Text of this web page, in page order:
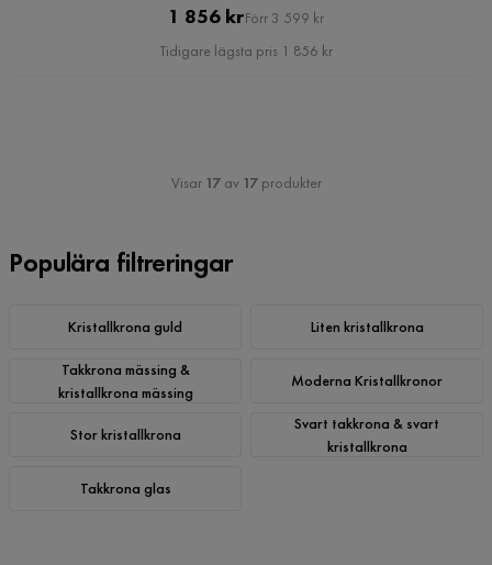
Pris
1 856 krOriginal
Pris
Förr 3 599 kr
Tidigare lägsta pris 1 856 kr
Visar 17av 17produkter
Populära filtreringar
Kristallkrona guld Liten kristallkrona
Takkrona mässing &
kristallkrona mässing
Moderna Kristallkronor
Stor kristallkrona
Svart takkrona & svart
kristallkrona
Takkrona glas